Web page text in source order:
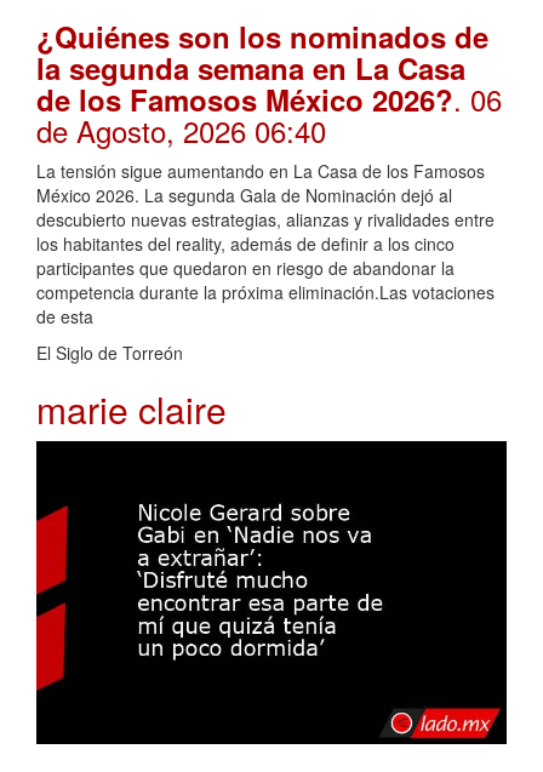
¿Quiénes son los nominados de
la segunda semana en La Casa
de los Famosos México 2026?. 06
de Agosto, 2026 06:40
La tensión sigue aumentando en La Casa de los Famosos
México 2026. La segunda Gala de Nominación dejó al
descubierto nuevas estrategias, alianzas y rivalidades entre
los habitantes del reality, además de definir a los cinco
participantes que quedaron en riesgo de abandonar la
competencia durante la próxima eliminación.Las votaciones
de esta
El Siglo de Torreón
marie claire